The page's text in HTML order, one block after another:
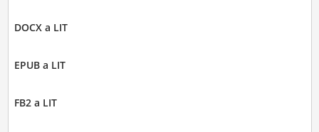
DOCX a LIT
EPUB a LIT
FB2 a LIT